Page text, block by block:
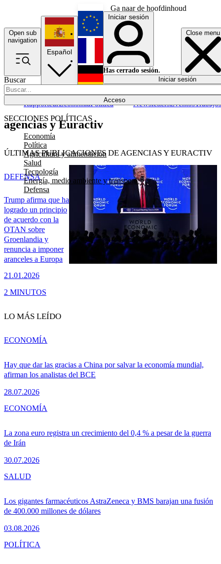
Ga naar de hoofdinhoud
Open sub
navigation
Close menu
Buscar
Acceso
SECCIONES POLÍTICAS
Economía
Política
Agricultura y alimentación
Salud
Tecnología
Energía, medio ambiente y transporte
Defensa
RapporteurEconomíaPolítica NewslettersEventosTrabajos
Español
English
Français
Iniciar sesión
Has cerrado sesión.
Iniciar sesión
agencias y Euractiv
ÚLTIMAS PUBLICACIONES DE AGENCIAS Y EURACTIV
Trump afirma que ha
logrado un principio
de acuerdo con la
OTAN sobre
Groenlandia y
renuncia a imponer
aranceles a Europa
21.01.2026
DEFENSA
2 MINUTOS
LO MÁS LEÍDO
Hay que dar las gracias a China por salvar la economía mundial,
afirman los analistas del BCE
28.07.2026
ECONOMÍA
La zona euro registra un crecimiento del 0,4 % a pesar de la guerra
de Irán
30.07.2026
ECONOMÍA
Los gigantes farmacéuticos AstraZeneca y BMS barajan una fusión
de 400.000 millones de dólares
03.08.2026
SALUD
POLÍTICA